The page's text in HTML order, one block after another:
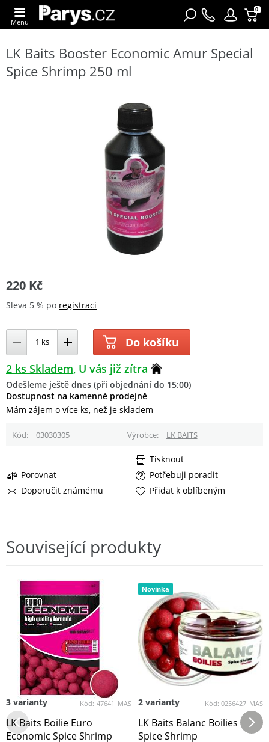
0
Menu
LK Baits Booster Economic Amur Special
Spice Shrimp 250 ml
220 Kč
Sleva 5 % po registraci
Do košíku
2 ks Skladem U vás již zítra
Odešleme ještě dnes (při objednání do 15:00)
Dostupnost na kamenné prodejně
Mám zájem o více ks, než je skladem
Kód 03030305 Výrobce LK BAITS
Porovnat
Potřebuji poradit
Doporučit známému
Tisknout
Přidat k oblíbeným
Související produkty
Kód: 47641_MAS
3 varianty
LK Baits Boilie Euro
Economic Spice Shrimp
Novinka
Kód: 0256427_MAS
2 varianty
LK Baits Balanc Boilies
Spice Shrimp